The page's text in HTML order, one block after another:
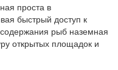
проста в
быстрый доступ к
рыб наземная
открытых площадок и